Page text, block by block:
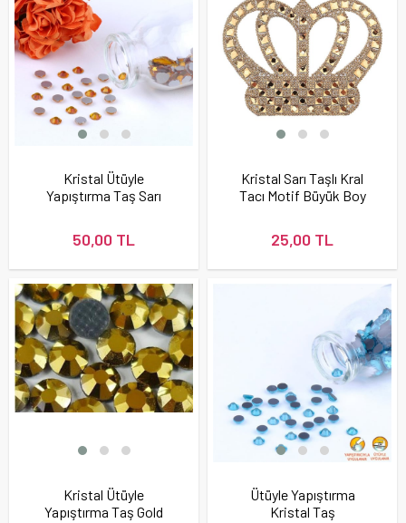
Kristal Ütüyle
Yapıştırma Taş Sarı
50,00 TL
Kristal Sarı Taşlı Kral
Tacı Motif Büyük Boy
25,00 TL
Kristal Ütüyle
Yapıştırma Taş Gold
Ütüyle Yapıştırma
Kristal Taş